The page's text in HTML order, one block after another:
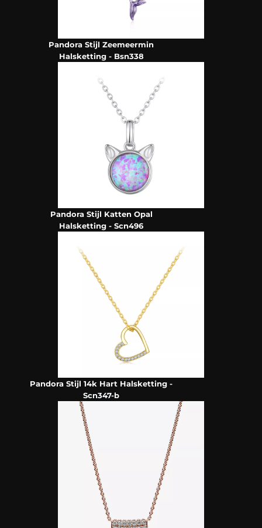
Pandora Stijl Zeemeermin
Halsketting - Bsn338
Pandora Stijl Katten Opal
Halsketting - Scn496
Pandora Stijl 14k Hart Halsketting -
Scn347-b